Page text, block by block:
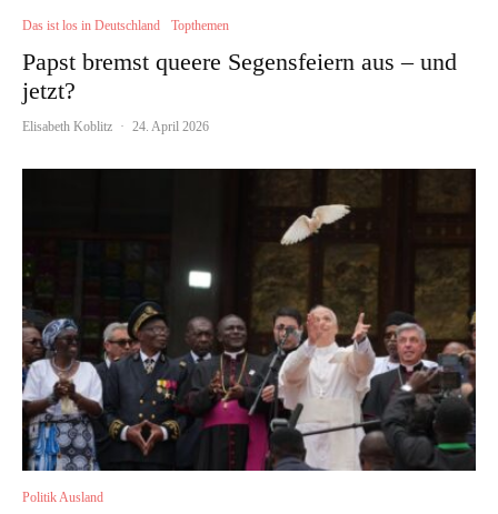
Das ist los in Deutschland Topthemen
Papst bremst queere Segensfeiern aus – und
jetzt?
Elisabeth Koblitz · 24. April 2026
Politik Ausland